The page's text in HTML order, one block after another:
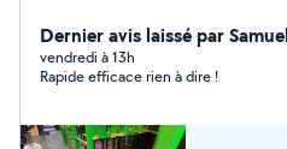
Dernier avis laissé par
vendredi à 13h
Rapide efficace rien à dire !